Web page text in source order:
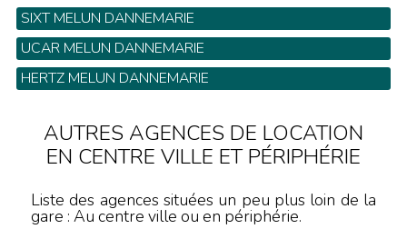
560 Avenue Jaures - Tel: 01 64 39 75 75
SIXT MELUN DANNEMARIE
364 rue des Frères Thibault - Tel: 01 64 79 05 34
UCAR MELUN DANNEMARIE
650 rue des Frères Thibault - Tel: 01 64 87 83 83
HERTZ MELUN DANNEMARIE
AUTRES AGENCES DE LOCATION
EN CENTRE VILLE ET PÉRIPHÉRIE
Liste des agences situées un peu plus loin de la
gare : Au centre ville ou en périphérie.